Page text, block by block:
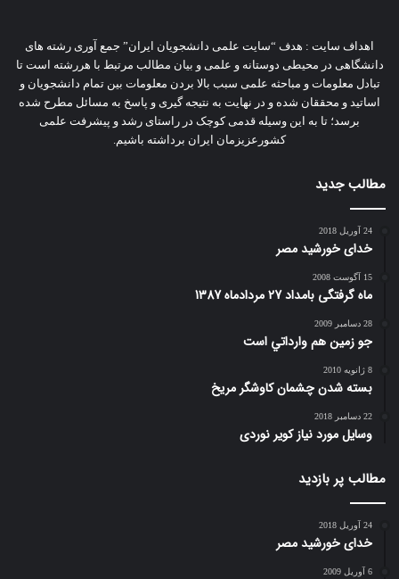
اهداف سایت : هدف “سایت علمی دانشجویان ایران” جمع آوری رشته های
دانشگاهی در محیطی دوستانه و علمی و بیان مطالب مرتبط با هررشته است تا
تبادل معلومات و مباحثه علمی سبب بالا بردن معلومات بین تمام دانشجویان و
اساتید و محققان شده و در نهایت به نتیجه گیری و پاسخ به مسائل مطرح شده
برسد؛ تا به این وسیله قدمی کوچک در راستای رشد و پیشرفت علمی
کشورعزیزمان ایران برداشته باشیم.
مطالب جدید
24 آوریل 2018
خدای خورشید مصر
15 آگوست 2008
ماه گرفتگی بامداد 27 مردادماه 1387
28 دسامبر 2009
جو زمين هم وارداتي است
8 ژانویه 2010
بسته شدن چشمان کاوشگر مريخ
22 دسامبر 2018
وسایل مورد نیاز کویر نوردی
مطالب پر بازدید
24 آوریل 2018
خدای خورشید مصر
6 آوریل 2009